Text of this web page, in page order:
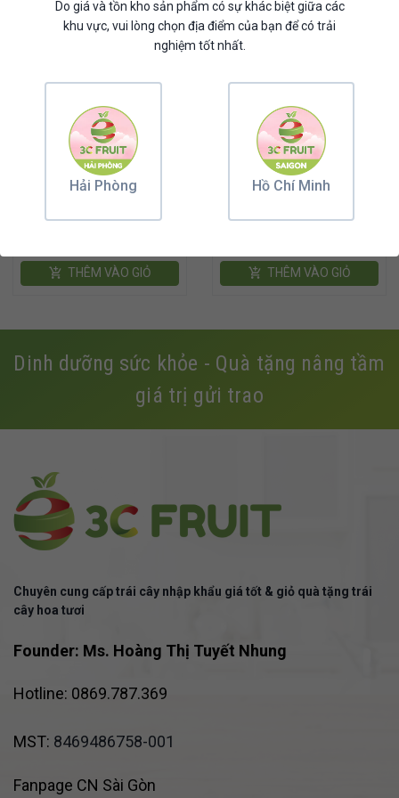
Giỏ quả dâng hương, chia buồn
THÊM VÀO GIỎ
Giỏ quà TẾT 2023
THÊM VÀO GIỎ
Dinh dưỡng sức khỏe - Quà tặng nâng tầm
giá trị gửi trao
Chuyên cung cấp trái cây nhập khẩu giá tốt & giỏ quà tặng trái
cây hoa tươi
Founder: Ms. Hoàng Thị Tuyết Nhung
Hotline: 0869.787.369
MST: 8469486758-001
Fanpage CN Sài Gòn
Do giá và tồn kho sản phẩm có sự khác biệt giữa các
khu vực, vui lòng chọn địa điểm của bạn để có trải
nghiệm tốt nhất.
Hải Phòng Hồ Chí Minh